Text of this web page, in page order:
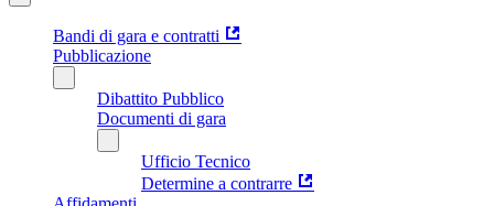
Bandi di gara e contratti
Pubblicazione
Dibattito Pubblico
Documenti di gara
Ufficio Tecnico
Determine a contrarre